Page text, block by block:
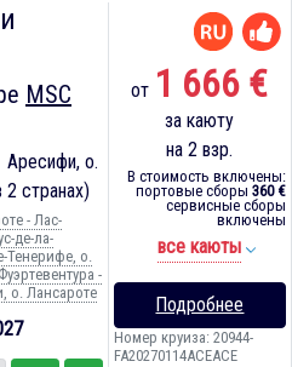
MSC
Аресифи, о.
странах)
- Лас-
де-ла-
Тенерифе, о.
-
о. Лансароте
от 1 666 €
за каюту
на 2 взр.
В стоимость включены:
портовые сборы 360 €
сервисные сборы
включены
все каюты
Подробнее
Номер круиза: 20944-
FA20270114ACEACE